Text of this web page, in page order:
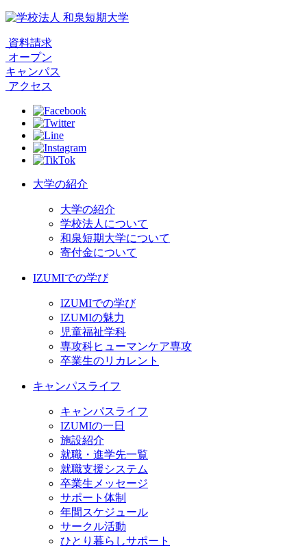
資料請求
オープン
キャンパス
アクセス
大学の紹介
大学の紹介
学校法人について
和泉短期大学について
寄付金について
IZUMIでの学び
IZUMIでの学び
IZUMIの魅力
児童福祉学科
専攻科ヒューマンケア専攻
卒業生のリカレント
キャンパスライフ
キャンパスライフ
IZUMIの一日
施設紹介
就職・進学先一覧
就職支援システム
卒業生メッセージ
サポート体制
年間スケジュール
サークル活動
ひとり暮らしサポート